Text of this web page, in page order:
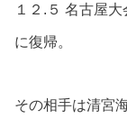
１２.５ 名古屋
に復帰。
その相手は清宮